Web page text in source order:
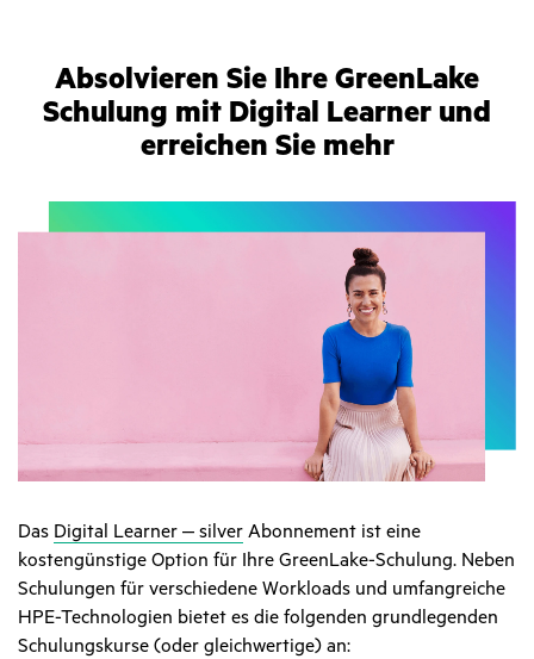
Absolvieren Sie Ihre GreenLake
Schulung mit Digital Learner und
erreichen Sie mehr
Das Digital Learner ‒ silver Abonnement ist eine
kostengünstige Option für Ihre GreenLake-Schulung. Neben
Schulungen für verschiedene Workloads und umfangreiche
HPE-Technologien bietet es die folgenden grundlegenden
Schulungskurse (oder gleichwertige) an: